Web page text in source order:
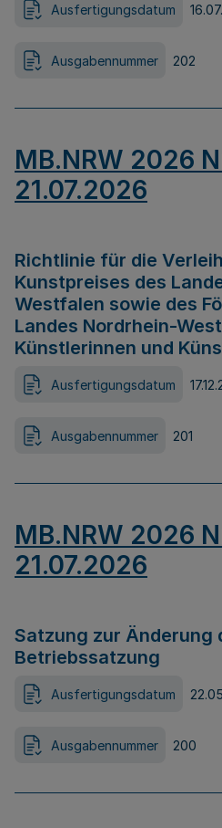
Ausfertigungsdatum
Ausgabennummer 202
MB.NRW 2026
21.07.2026
Richtlinie für die
Kunstpreises des
Westfalen sowie des
Landes Nordrhein-
Künstlerinnen und
Ausfertigungsdatum
Ausgabennummer 201
MB.NRW 2026
21.07.2026
Satzung zur Änderung
Betriebssatzung
Ausfertigungsdatum
Ausgabennummer 200